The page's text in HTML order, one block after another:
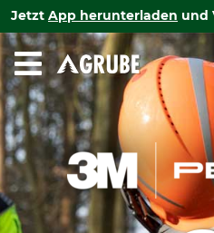
Jetzt App herunterladen und